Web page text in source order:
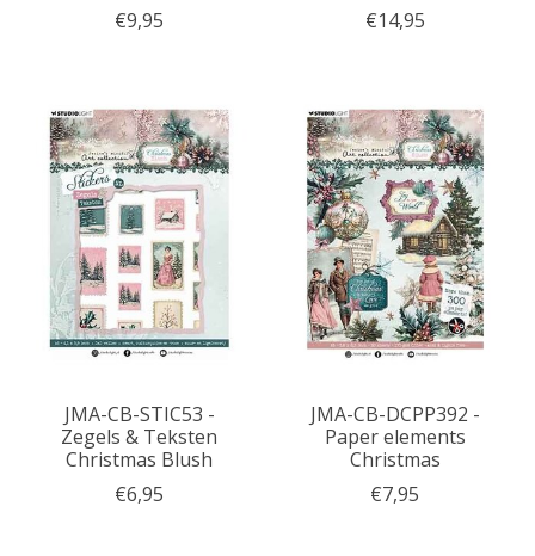
€9,95
€14,95
JMA-CB-STIC53 -
Zegels & Teksten
Christmas Blush
€6,95
JMA-CB-DCPP392 -
Paper elements
Christmas
€7,95